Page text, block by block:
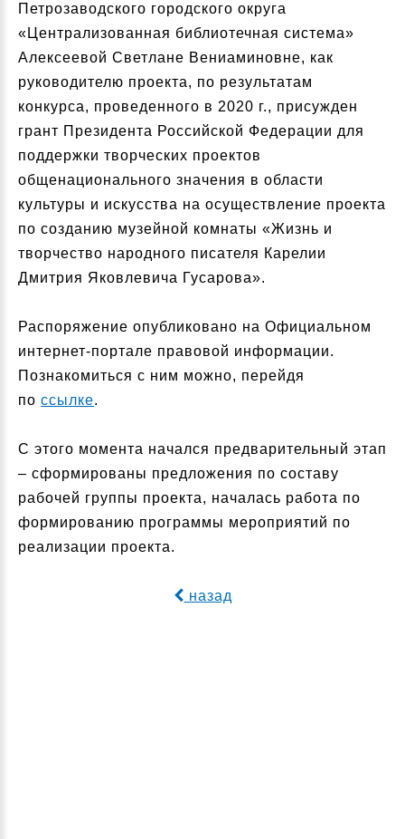
Петрозаводского городского округа
«Централизованная библиотечная система»
Алексеевой Светлане Вениаминовне, как
руководителю проекта, по результатам
конкурса, проведенного в 2020 г., присужден
грант Президента Российской Федерации для
поддержки творческих проектов
общенационального значения в области
культуры и искусства на осуществление проекта
по созданию музейной комнаты «Жизнь и
творчество народного писателя Карелии
Дмитрия Яковлевича Гусарова».
Распоряжение опубликовано на Официальном
интернет-портале правовой информации.
Познакомиться с ним можно, перейдя
по ссылке.
С этого момента начался предварительный этап
– сформированы предложения по составу
рабочей группы проекта, началась работа по
формированию программы мероприятий по
реализации проекта.
назад